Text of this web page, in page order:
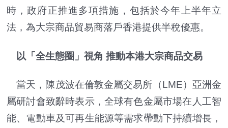
時，政府正推進多項措施，包括於今年上半年立
法，為大宗商品貿易商落戶香港提供半稅優惠。
以「全生態圈」視角 推動本港大宗商品交易
當天，陳茂波在倫敦金屬交易所（LME）亞洲金
屬研討會致辭時表示，全球有色金屬市場在人工智
能、電動車及可再生能源等需求帶動下持續增長，